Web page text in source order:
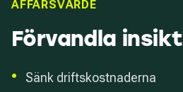
AFFÄRSVÄRDE
Förvandla insikt
• Sänk driftskostnaderna